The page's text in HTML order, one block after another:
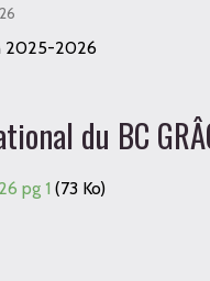
2025-2026
du BC
pg 1 (73 Ko)